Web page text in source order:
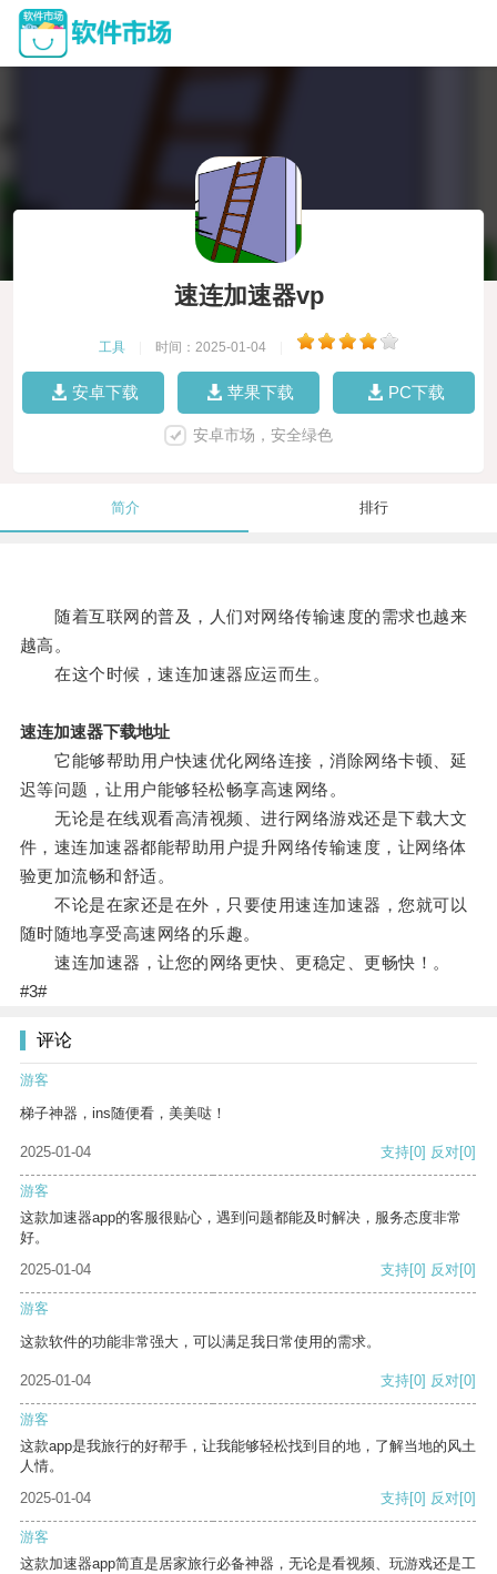
速连加速器vp
工具 时间：2025-01-04
安卓下载 苹果下载 PC下载
安卓市场，安全绿色
简介 排行
随着互联网的普及，人们对网络传输速度的需求也越来
越高。
在这个时候，速连加速器应运而生。
速连加速器下载地址
它能够帮助用户快速优化网络连接，消除网络卡顿、延
迟等问题，让用户能够轻松畅享高速网络。
无论是在线观看高清视频、进行网络游戏还是下载大文
件，速连加速器都能帮助用户提升网络传输速度，让网络体
验更加流畅和舒适。
不论是在家还是在外，只要使用速连加速器，您就可以
随时随地享受高速网络的乐趣。
速连加速器，让您的网络更快、更稳定、更畅快！。
#3#
评论
游客
梯子神器，ins随便看，美美哒！
2025-01-04 支持[0] 反对[0]
游客
这款加速器app的客服很贴心，遇到问题都能及时解决，服务态度非常
好。
2025-01-04
支持[0] 反对[0]
游客
这款软件的功能非常强大，可以满足我日常使用的需求。
2025-01-04 支持[0] 反对[0]
游客
这款app是我旅行的好帮手，让我能够轻松找到目的地，了解当地的风土
人情。
2025-01-04
支持[0] 反对[0]
游客
这款加速器app简直是居家旅行必备神器，无论是看视频、玩游戏还是工